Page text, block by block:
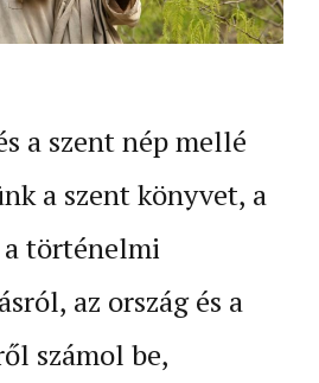
a szent nép mellé
a szent könyvet, a
történelmi
az ország és a
számol be,